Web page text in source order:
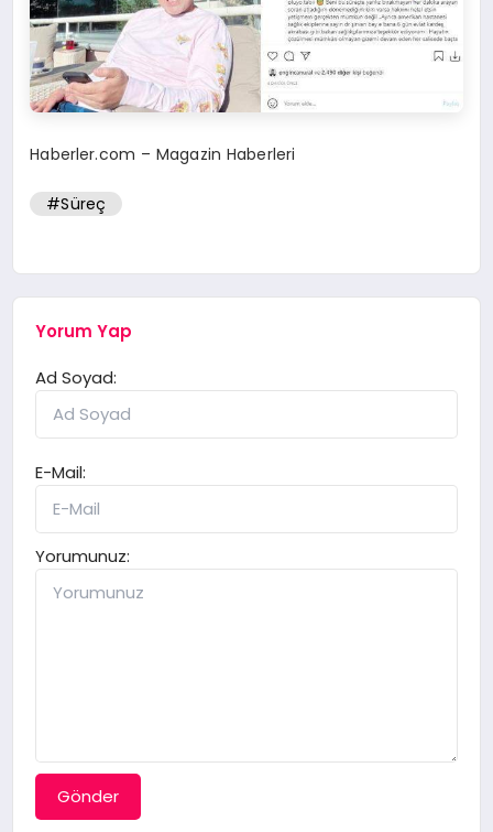
Haberler.com – Magazin Haberleri
#Süreç
Yorum Yap
Ad Soyad:
E-Mail:
Yorumunuz:
Gönder